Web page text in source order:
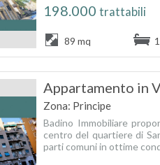
198.000 trattabili
89 mq
Appartamento in
Zona: Principe
Badino Immobiliare
centro del quartiere di
parti comuni in ottime